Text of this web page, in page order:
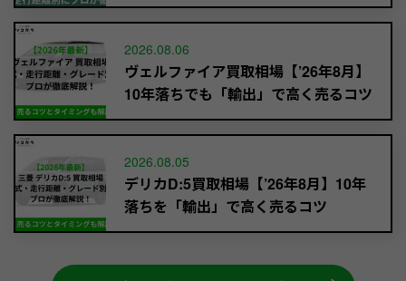
2026.08.06
ヴェルファイア買取相場【’26年8月】
10年落ちでも「輸出」で高く売るコツ
2026.08.05
デリカD:5買取相場【’26年8月】10年
落ちを「輸出」で高く売るコツ